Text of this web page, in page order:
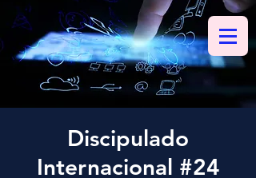
Discipulado
Internacional #24